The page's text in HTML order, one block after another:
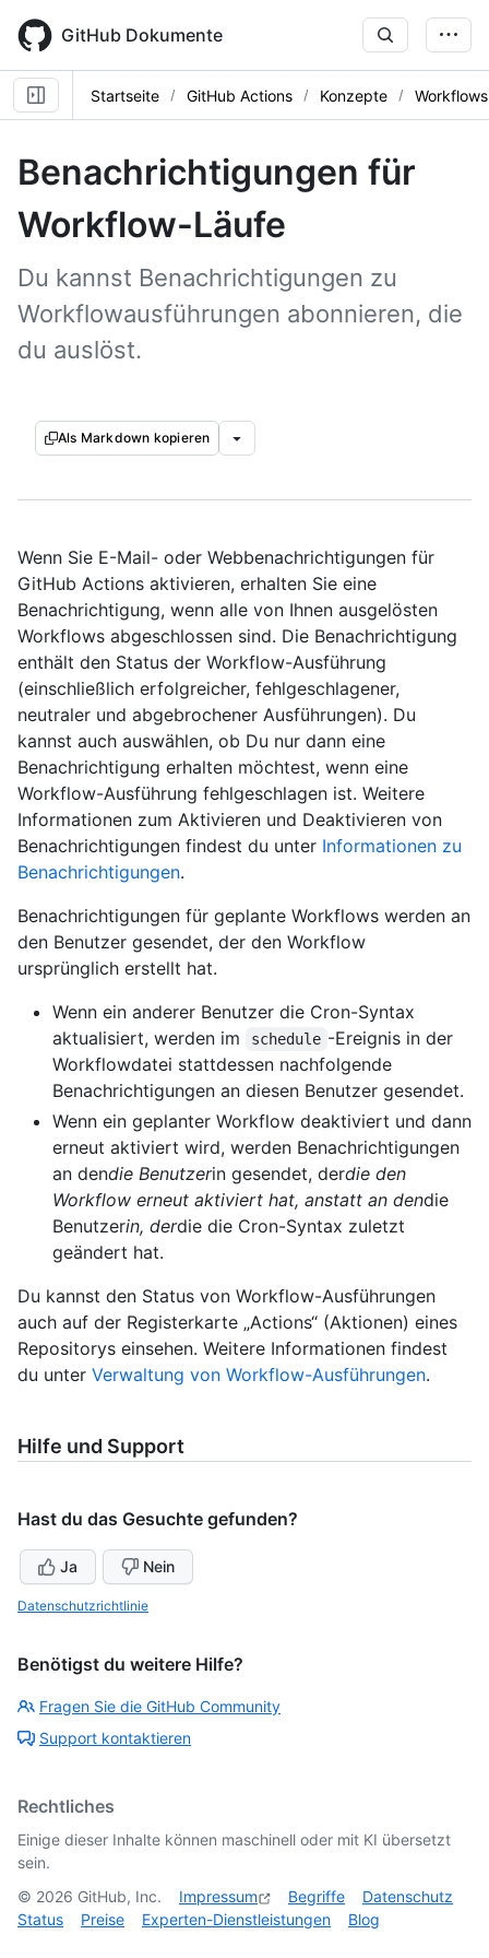
main
content
GitHub Dokumente
Startseite GitHub Actions Konzepte
Benachrichtigungen für
Workflow-Läufe
Du kannst Benachrichtigungen zu
Workflowausführungen abonnieren, die
du auslöst.
Als Markdown kopieren
Wenn Sie E-Mail- oder Webbenachrichtigungen für
GitHub Actions aktivieren, erhalten Sie eine
Benachrichtigung, wenn alle von Ihnen ausgelösten
Workflows abgeschlossen sind. Die Benachrichtigung
enthält den Status der Workflow-Ausführung
(einschließlich erfolgreicher, fehlgeschlagener,
neutraler und abgebrochener Ausführungen). Du
kannst auch auswählen, ob Du nur dann eine
Benachrichtigung erhalten möchtest, wenn eine
Workflow-Ausführung fehlgeschlagen ist. Weitere
Informationen zum Aktivieren und Deaktivieren von
Benachrichtigungen findest du unter Informationen zu
Benachrichtigungen.
Benachrichtigungen für geplante Workflows werden an
den Benutzer gesendet, der den Workflow
ursprünglich erstellt hat.
Wenn ein anderer Benutzer die Cron-Syntax
aktualisiert, werden im
schedule -Ereignis in der
Workflowdatei stattdessen nachfolgende
Benachrichtigungen an diesen Benutzer gesendet.
Wenn ein geplanter Workflow deaktiviert und dann
erneut aktiviert wird, werden Benachrichtigungen
an dendie Benutzerin gesendet, derdie den
Workflow erneut aktiviert hat, anstatt an dendie
Benutzerin, derdie die Cron-Syntax zuletzt
geändert hat.
Du kannst den Status von Workflow-Ausführungen
auch auf der Registerkarte „Actions“ (Aktionen) eines
Repositorys einsehen. Weitere Informationen findest
du unter Verwaltung von Workflow-Ausführungen.
Hilfe und Support
Hast du das Gesuchte gefunden?
Ja Nein
Datenschutzrichtlinie
Benötigst du weitere Hilfe?
Fragen Sie die GitHub Community
Support kontaktieren
Rechtliches
Einige dieser Inhalte können maschinell oder mit KI übersetzt
sein.
© 2026 GitHub, Inc. Impressum Begriffe
Datenschutz
Status
Preise Experten-Dienstleistungen Blog